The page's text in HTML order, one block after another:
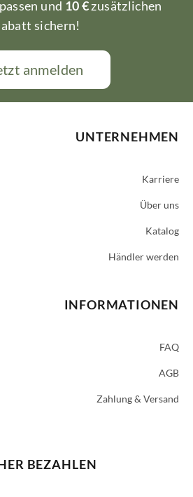
und 10 €zusätzlichen
sichern!
anmelden
UNTERNEHMEN
Karriere
Über uns
Katalog
Händler werden
INFORMATIONEN
FAQ
AGB
Zahlung & Versand
BEZAHLEN